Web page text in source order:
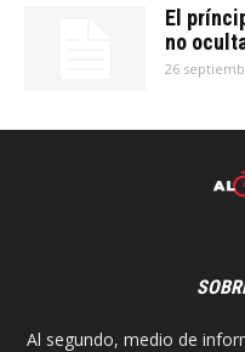
El
no
26
Al segundo, medio de